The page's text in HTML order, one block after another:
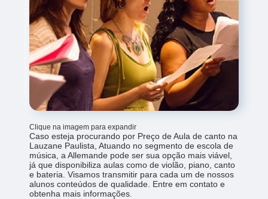
Clique na imagem para expandir
Caso esteja procurando por Preço de Aula de canto na
Lauzane Paulista, Atuando no segmento de escola de
música, a Allemande pode ser sua opção mais viável,
já que disponibiliza aulas como de violão, piano, canto
e bateria. Visamos transmitir para cada um de nossos
alunos conteúdos de qualidade. Entre em contato e
obtenha mais informações.